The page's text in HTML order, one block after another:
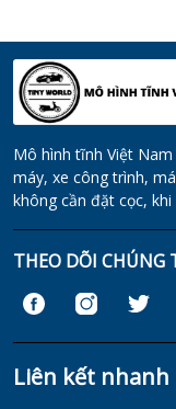
Mô hình tĩnh Việt
máy, xe công trình,
không cần đặt cọc,
THEO DÕI CHÚNG
Liên kết nhanh